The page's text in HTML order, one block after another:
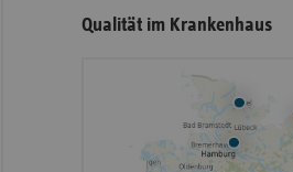
Qualität im Krankenhaus